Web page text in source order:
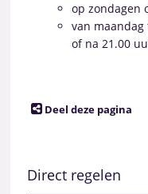
op zondagen
van
of na 21.00
Deel deze pagina
Direct regelen